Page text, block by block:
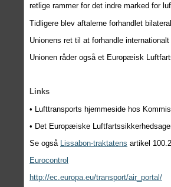
retlige rammer for det indre marked for
Tidligere blev aftalerne forhandlet
Unionens ret til at forhandle in
Unionen råder også et Europæisk
Links
• Lufttransports hjemmeside hos
• Det Europæiske
Se også Lissabon-traktatens artikel
Eurocontrol
http://ec.europa.eu/transport/air_portal/